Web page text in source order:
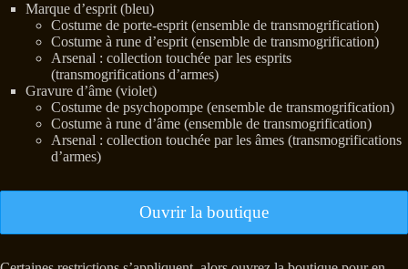
Marque d’esprit (bleu)
Costume de porte-esprit (ensemble de transmogrification)
Costume à rune d’esprit (ensemble de transmogrification)
Arsenal : collection touchée par les esprits
(transmogrifications d’armes)
Gravure d’âme (violet)
Costume de psychopompe (ensemble de transmogrification)
Costume à rune d’âme (ensemble de transmogrification)
Arsenal : collection touchée par les âmes (transmogrifications
d’armes)
Ouvrir la boutique